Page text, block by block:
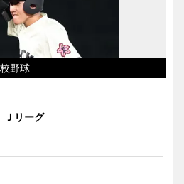
野球
リーグ